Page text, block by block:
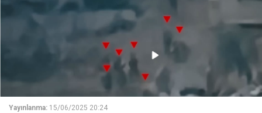
Yayınlanma: 15/06/2025 20:24